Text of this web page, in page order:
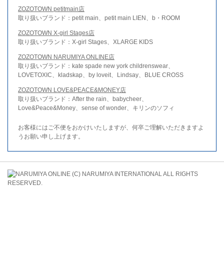
ZOZOTOWN petitmain店
取り扱いブランド：petit main、petit main LIEN、b・ROOM
ZOZOTOWN X-girl Stages店
取り扱いブランド：X-girl Stages、XLARGE KIDS
ZOZOTOWN NARUMIYA ONLINE店
取り扱いブランド：kate spade new york childrenswear、
LOVETOXIC、kladskap、by loveit、Lindsay、BLUE CROSS
ZOZOTOWN LOVE&PEACE&MONEY店
取り扱いブランド：After the rain、babycheer、
Love&Peace&Money、sense of wonder、キリンのソフィ
お客様にはご不便をおかけいたしますが、何卒ご理解いただきますよ
うお願い申し上げます。